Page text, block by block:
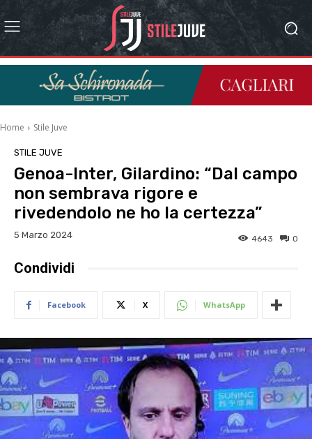
Home Stile Juve
STILE JUVE
Genoa-Inter, Gilardino: “Dal campo
non sembrava rigore e
rivedendolo ne ho la certezza”
5 Marzo 2024 0
4643
Condividi
Facebook X WhatsApp